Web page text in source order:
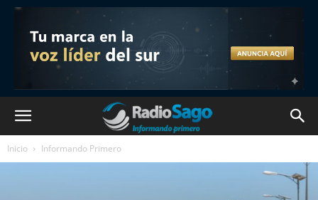
Inicio Informando Primero